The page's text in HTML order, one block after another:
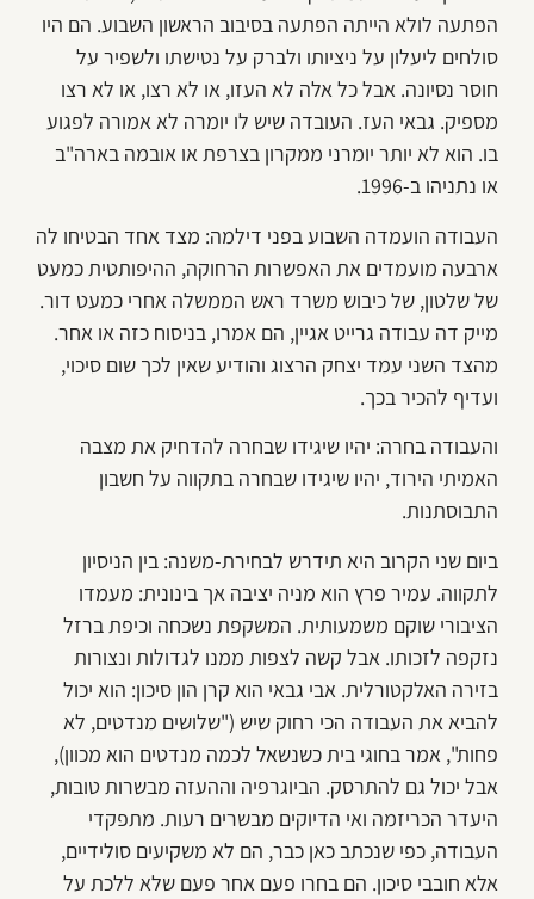
הפתעה לולא הייתה הפתעה בסיבוב הראשון השבוע. הם היו
סולחים ליעלון על ניציותו ולברק על נטישתו ולשפיר על
חוסר נסיונה. אבל כל אלה לא העזו, או לא רצו, או לא רצו
מספיק. גבאי העז. העובדה שיש לו יומרה לא אמורה לפגוע
בו. הוא לא יותר יומרני ממקרון בצרפת או אובמה בארה"ב
או נתניהו ב-1996.
העבודה הועמדה השבוע בפני דילמה: מצד אחד הבטיחו לה
ארבעה מועמדים את האפשרות הרחוקה, ההיפותטית כמעט
של שלטון, של כיבוש משרד ראש הממשלה אחרי כמעט דור.
מייק דה עבודה גרייט אגיין, הם אמרו, בניסוח כזה או אחר.
מהצד השני עמד יצחק הרצוג והודיע שאין לכך שום סיכוי,
ועדיף להכיר בכך.
והעבודה בחרה: יהיו שיגידו שבחרה להדחיק את מצבה
האמיתי הירוד, יהיו שיגידו שבחרה בתקווה על חשבון
התבוסתנות.
ביום שני הקרוב היא תידרש לבחירת-משנה: בין הניסיון
לתקווה. עמיר פרץ הוא מניה יציבה אך בינונית: מעמדו
הציבורי שוקם משמעותית. המשקפת נשכחה וכיפת ברזל
נזקפה לזכותו. אבל קשה לצפות ממנו לגדולות ונצורות
בזירה האלקטורלית. אבי גבאי הוא קרן הון סיכון: הוא יכול
להביא את העבודה הכי רחוק שיש ("שלושים מנדטים, לא
פחות", אמר בחוגי בית כשנשאל לכמה מנדטים הוא מכוון),
אבל יכול גם להתרסק. הביוגרפיה וההעזה מבשרות טובות,
היעדר הכריזמה ואי הדיוקים מבשרים רעות. מתפקדי
העבודה, כפי שנכתב כאן כבר, הם לא משקיעים סולידיים,
אלא חובבי סיכון. הם בחרו פעם אחר פעם שלא ללכת על